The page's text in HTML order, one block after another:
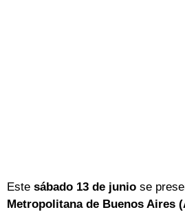
Este sábado 13 de junio se
Metropolitana de Buenos Aires